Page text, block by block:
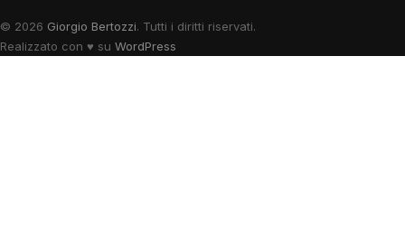
© 2026 Giorgio Bertozzi. Tutti i diritti riservati.
Realizzato con ♥ su WordPress